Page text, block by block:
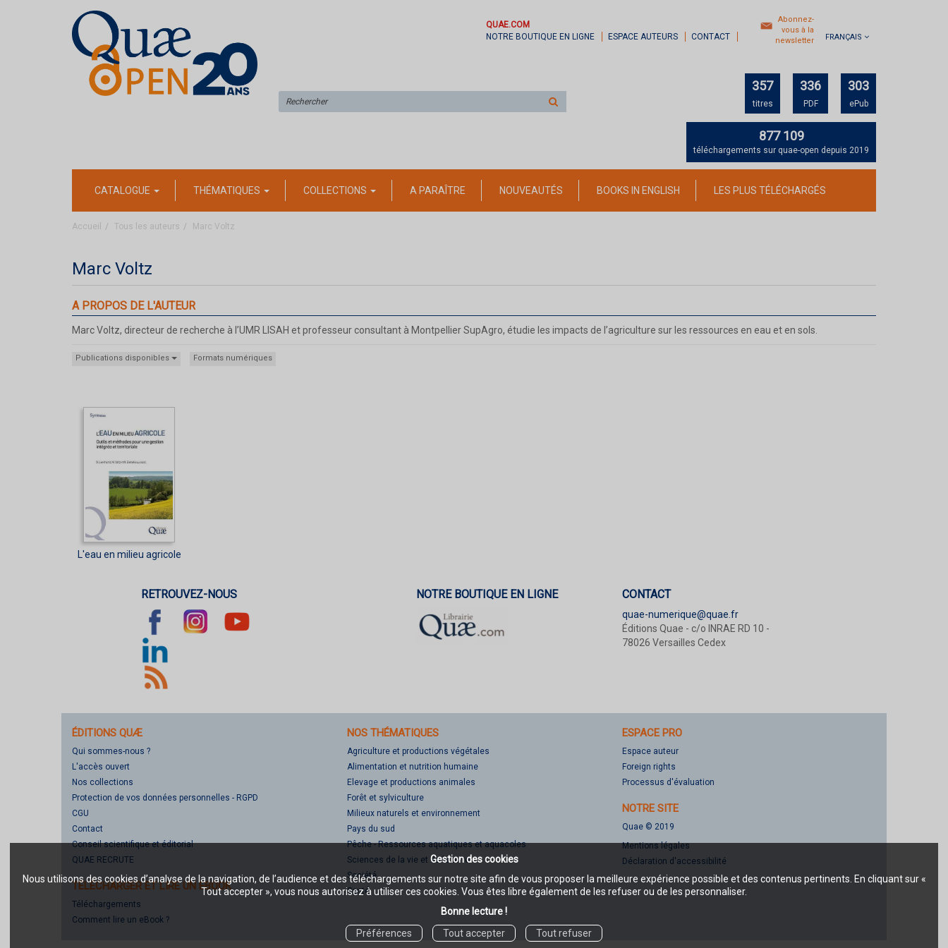
Gestion des cookies
Nous utilisons des cookies d’analyse de la navigation, de l’audience et des téléchargements sur notre site afin de vous proposer la meilleure expérience possible et des contenus pertinents. En cliquant sur «
Tout accepter », vous nous autorisez à utiliser ces cookies. Vous êtes libre également de les refuser ou de les personnaliser.
Bonne lecture !
Préférences
Tout accepter Tout refuser
QUAE.COM
NOTRE BOUTIQUE EN LIGNE
ESPACE AUTEURS CONTACT
Abonnez-
vous à la
newsletter
FRANÇAIS
sur
357
titres
336
PDF
303
ePub
877 109
téléchargements sur quae-open depuis 2019
CATALOGUE THÉMATIQUES COLLECTIONS A PARAÎTRE NOUVEAUTÉS BOOKS IN ENGLISH LES PLUS TÉLÉCHARGÉS
Accueil Tous les auteurs Marc Voltz
Marc Voltz
A PROPOS DE L'AUTEUR
Marc Voltz, directeur de recherche à l’UMR LISAH et professeur consultant à Montpellier SupAgro, étudie les impacts de l’agriculture sur les ressources en eau et en sols.
Publications disponibles Formats numériques
L'eau en milieu agricole
RETROUVEZ-NOUS NOTRE BOUTIQUE EN LIGNE CONTACT
quae-numerique@quae.fr
Éditions Quae - c/o INRAE RD 10 -
78026 Versailles Cedex
ÉDITIONS QUÆ
Qui sommes-nous ?
L'accès ouvert
Nos collections
Protection de vos données personnelles - RGPD
CGU
Contact
Conseil scientifique et éditorial
QUAE RECRUTE
TÉLÉCHARGER ET LIRE UN EBOOK
Téléchargements
Comment lire un eBook ?
NOS THÉMATIQUES
Agriculture et productions végétales
Alimentation et nutrition humaine
Elevage et productions animales
Forêt et sylviculture
Milieux naturels et environnement
Pays du sud
Pêche - Ressources aquatiques et aquacoles
Sciences de la vie et de la terre
Société
Santé
ESPACE PRO
Espace auteur
Foreign rights
Processus d'évaluation
NOTRE SITE
Quae © 2019
Mentions légales
Déclaration d'accessibilité